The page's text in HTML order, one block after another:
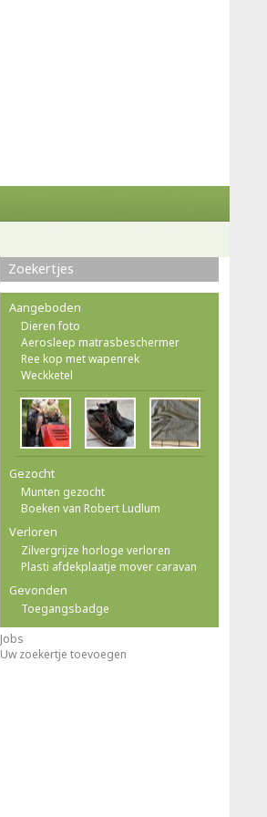
Zoekertjes
Aangeboden
Dieren foto
Aerosleep matrasbeschermer
Ree kop met wapenrek
Weckketel
Gezocht
Munten gezocht
Boeken van Robert Ludlum
Verloren
Zilvergrijze horloge verloren
Plasti afdekplaatje mover caravan
Gevonden
Toegangsbadge
Jobs
Uw zoekertje toevoegen